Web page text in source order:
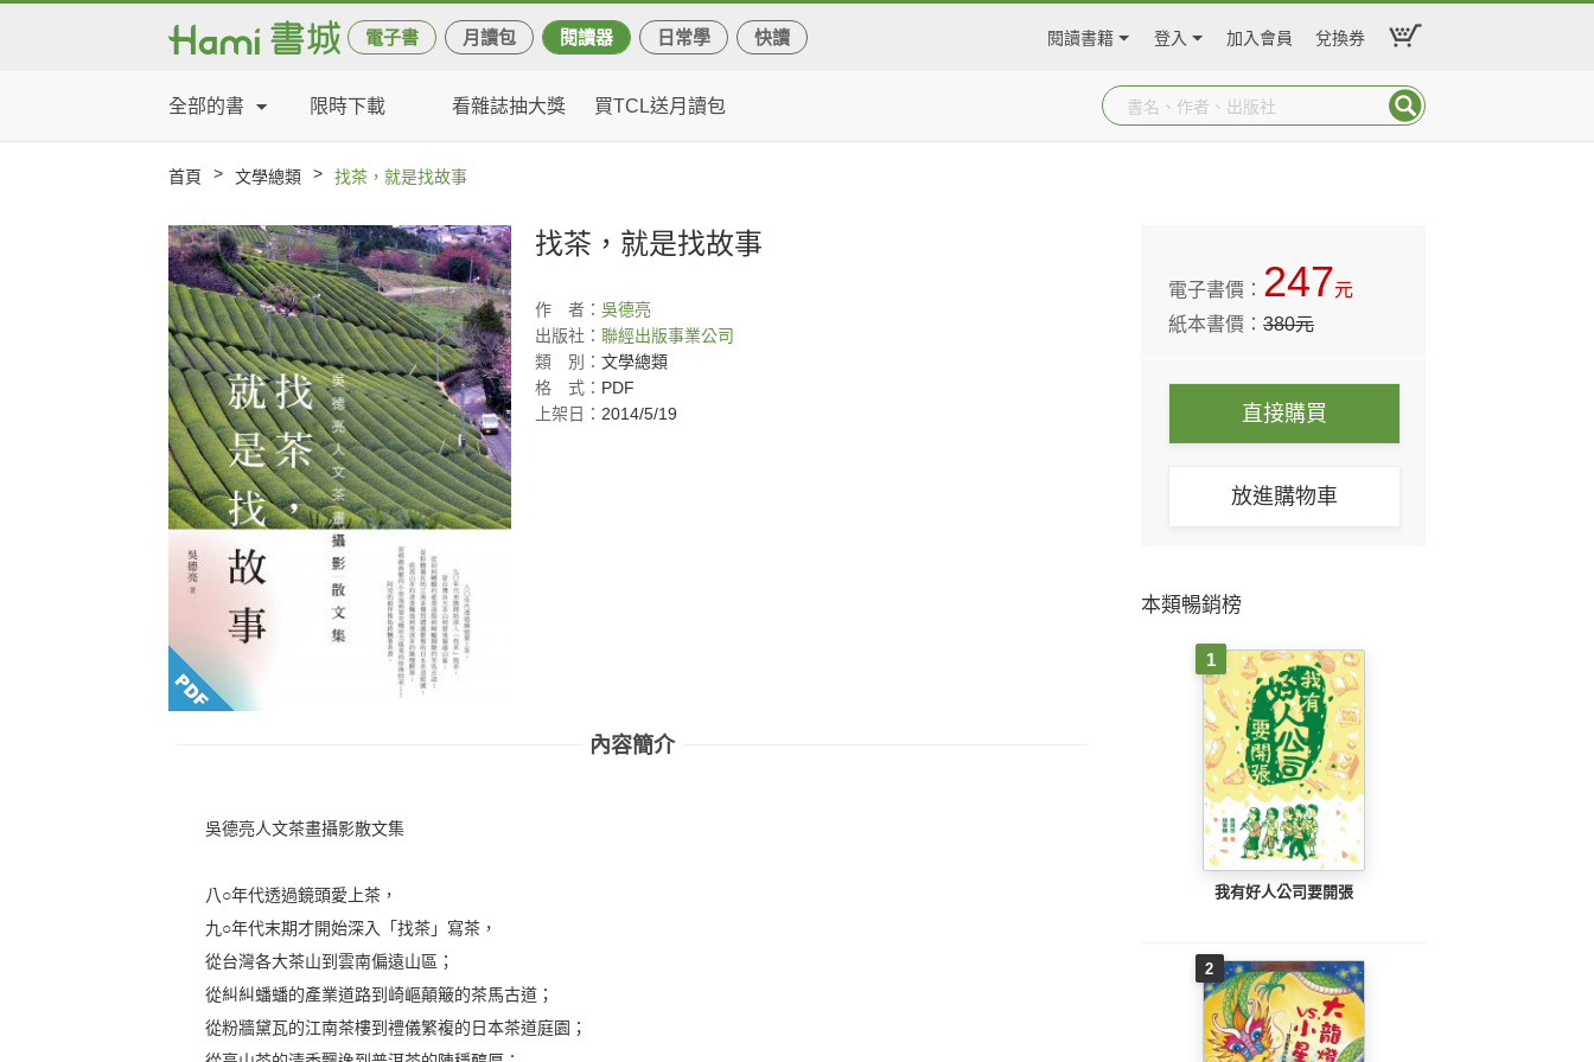
電子書 月讀包 閱讀器 日常學 快讀 閱讀書籍 登入 加入會員 兌換券
全部的書 限時下載 看雜誌抽大獎 買TCL送月讀包
首頁 > 文學總類 > 找茶，就是找故事
找茶，就是找故事
作 者： 吳德亮
出版社： 聯經出版事業公司
類
別： 文學總類
格
式： PDF
上架日： 2014/5/19
內容簡介
吳德亮人文茶畫攝影散文集
八○年代透過鏡頭愛上茶，
九○年代末期才開始深入「找茶」寫茶，
從台灣各大茶山到雲南偏遠山區；
從糾糾蟠蟠的產業道路到崎嶇顛簸的茶馬古道；
從粉牆黛瓦的江南茶樓到禮儀繁複的日本茶道庭園；
電子書價： 247元
紙本書價：380元
直接購買
放進購物車
本類暢銷榜
1
我有好人公司要開張
2